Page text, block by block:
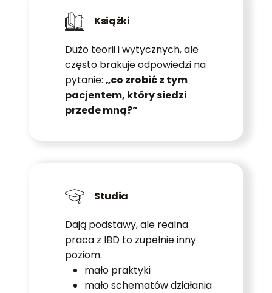
Książki
Dużo teorii i wytycznych, ale
często brakuje odpowiedzi na
pytanie: „co zrobić z tym
pacjentem, który siedzi
przede mną?”
Studia
Dają podstawy, ale realna
praca z IBD to zupełnie inny
poziom.
mało praktyki
mało schematów działania